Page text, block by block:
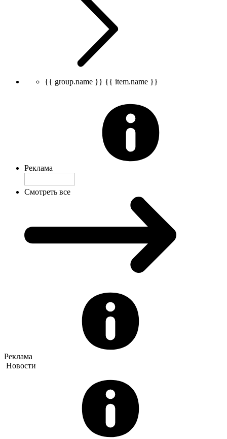
{{ group.name }} {{ item.name }}
Реклама
Смотреть все
Реклама
Новости